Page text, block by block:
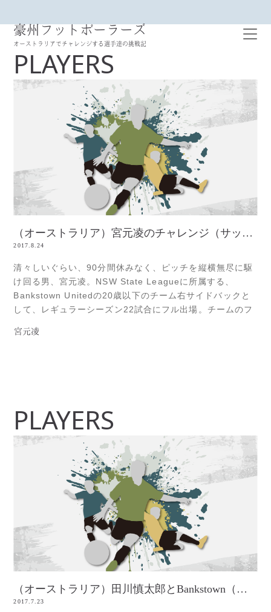
豪州フットボーラーズ
オーストラリアでチャレンジする選手達の挑戦記
PLAYERS
（オーストラリア）宮元凌のチャレンジ（サッカー）
2017.8.24
清々しいぐらい、90分間休みなく、ピッチを縦横無尽に駆
け回る男、宮元凌。NSW State Leagueに所属する、
Bankstown Unitedの20歳以下のチーム右サイドバックと
して、レギュラーシーズン22試合にフル出場。チームのフ
トで同級生の田川慎太郎からは、【オーバーラップするタ
宮元凌
PLAYERS
（オーストラリア）田川慎太郎とBankstown（サッカー）
2017.7.23